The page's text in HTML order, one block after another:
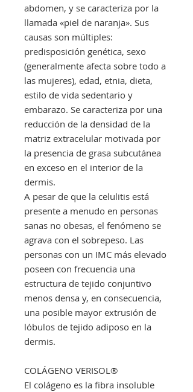
abdomen, y se caracteriza por la
llamada «piel de naranja». Sus
causas son múltiples:
predisposición genética, sexo
(generalmente afecta sobre todo a
las mujeres), edad, etnia, dieta,
estilo de vida sedentario y
embarazo. Se caracteriza por una
reducción de la densidad de la
matriz extracelular motivada por
la presencia de grasa subcutánea
en exceso en el interior de la
dermis.
A pesar de que la celulitis está
presente a menudo en personas
sanas no obesas, el fenómeno se
agrava con el sobrepeso. Las
personas con un IMC más elevado
poseen con frecuencia una
estructura de tejido conjuntivo
menos densa y, en consecuencia,
una posible mayor extrusión de
lóbulos de tejido adiposo en la
dermis.
COLÁGENO VERISOL®
El colágeno es la fibra insoluble